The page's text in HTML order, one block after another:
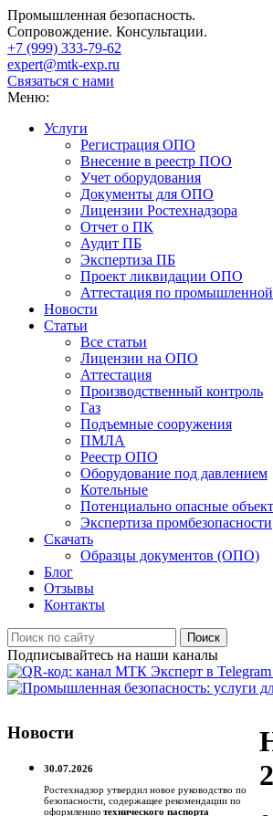
Промышленная безопасность.
Сопровождение. Консультации.
+7 (999) 333-79-62
expert@mtk-exp.ru
Связаться с нами
Меню:
Услуги
Регистрация ОПО
Внесение в реестр ПОО
Учет оборудования
Документы для ОПО
Лицензии Ростехнадзора
Отчет о ПК
Аудит ПБ
Экспертиза ПБ
Проект ликвидации ОПО
Аттестация по промышленной
Новости
Статьи
Все статьи
Лицензии на ОПО
Аттестация
Производственный контроль
Газ
Подъемные сооружения
ПМЛА
Реестр ОПО
Оборудование под давлением
Котельные
Потенциально опасные
Экспертиза промбезопасности
Скачать
Образцы документов (ОПО)
Блог
Отзывы
Контакты
Поиск
Подписывайтесь на наши каналы
Новости
30.07.2026
Ростехнадзор утвердил новое руководство по
безопасности, содержащее рекомендации по
оформлению технического паспорта